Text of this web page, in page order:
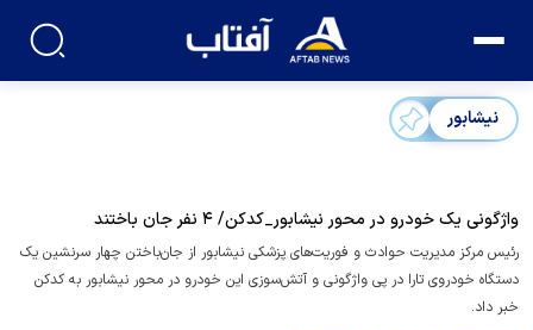
نیشابور
واژگونی یک خودرو در محور نیشابور_کدکن/ ۴ نفر جان باختند
رئیس مرکز مدیریت حوادث و فوریت‌های پزشکی نیشابور از جان‌باختن چهار سرنشین یک
دستگاه خودروی تارا در پی واژگونی و آتش‌سوزی این خودرو در محور نیشابور به کدکن
خبر داد.